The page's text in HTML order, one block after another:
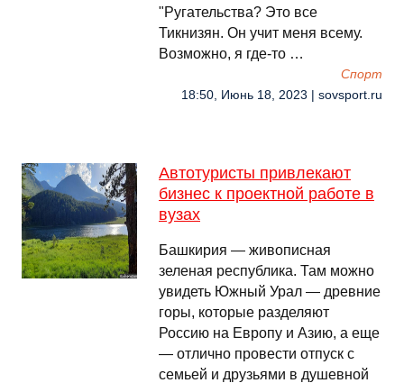
"Ругательства? Это все
Тикнизян. Он учит меня всему.
Возможно, я где-то …
Спорт
18:50, Июнь 18, 2023 | sovsport.ru
Автотуристы привлекают
бизнес к проектной работе в
вузах
Башкирия — живописная
зеленая республика. Там можно
увидеть Южный Урал — древние
горы, которые разделяют
Россию на Европу и Азию, а еще
— отлично провести отпуск с
семьей и друзьями в душевной